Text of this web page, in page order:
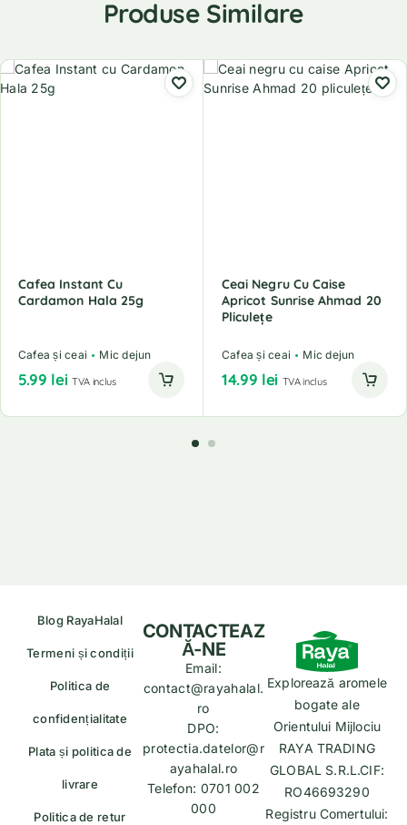
Produse Similare
Cafea Instant Cu
Cardamon Hala 25g
Cafea și ceai Mic dejun
5.99 lei TVA inclus
Ceai Negru Cu Caise
Apricot Sunrise Ahmad 20
Pliculețe
Cafea și ceai Mic dejun
14.99 lei TVA inclus
Blog RayaHalal
Termeni și condiții
Politica de
confidențialitate
Plata și politica de
livrare
Politica de retur
Explorează aromele
bogate ale
Orientului Mijlociu
RAYA TRADING
GLOBAL S.R.L.CIF:
RO46693290
Registru Comertului:
CONTACTEAZ
Ă-NE
Email:
contact@rayahalal.
ro
DPO:
protectia.datelor@r
ayahalal.ro
Telefon: 0701 002
000